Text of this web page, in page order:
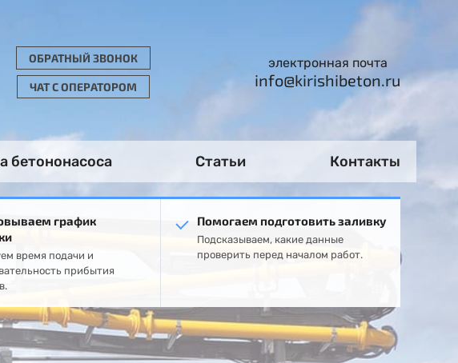
ОБРАТНЫЙ ЗВОНОК
ЧАТ С ОПЕРАТОРОМ
электронная почта
info@kirishibeton.ru
бетононасоса Статьи Контакты
график
время подачи и
прибытия
Помогаем подготовить заливку
Подсказываем, какие данные
проверить перед началом работ.